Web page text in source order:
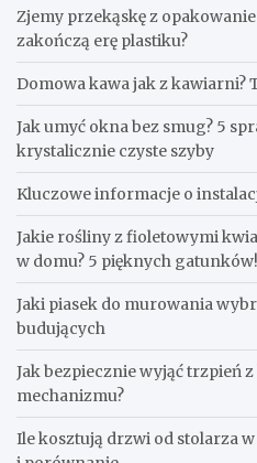
Zjemy przekąskę z
zakończą erę plastiku?
​Domowa kawa jak z kawiarni?
Jak umyć okna bez smug? 5
krystalicznie czyste szyby
Kluczowe informacje o
Jakie rośliny z fioletowymi
w domu? 5 pięknych gatunków!
Jaki piasek do murowania
budujących
Jak bezpiecznie wyjąć trzpień
mechanizmu?
Ile kosztują drzwi od stolarza